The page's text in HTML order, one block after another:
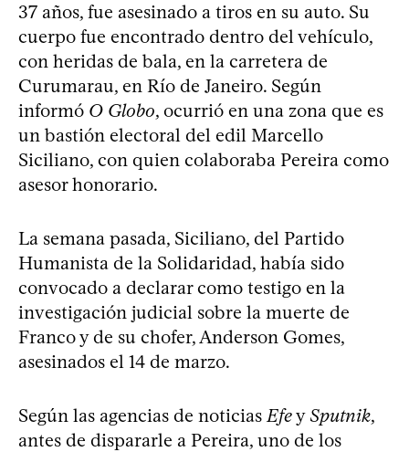
37 años, fue asesinado a tiros en su auto. Su
cuerpo fue encontrado dentro del vehículo,
con heridas de bala, en la carretera de
Curumarau, en Río de Janeiro. Según
informó O Globo, ocurrió en una zona que es
un bastión electoral del edil Marcello
Siciliano, con quien colaboraba Pereira como
asesor honorario.
La semana pasada, Siciliano, del Partido
Humanista de la Solidaridad, había sido
convocado a declarar como testigo en la
investigación judicial sobre la muerte de
Franco y de su chofer, Anderson Gomes,
asesinados el 14 de marzo.
Según las agencias de noticiasEfey Sputnik,
antes de dispararle a Pereira, uno de los